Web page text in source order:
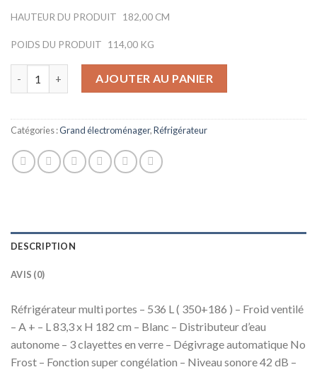
HAUTEUR DU PRODUIT 182,00 CM
POIDS DU PRODUIT 114,00 KG
quantité de Réfrigérateur Multi-portes 536l Froid Ventilé
AJOUTER AU PANIER
Catégories :Grand électroménager,Réfrigérateur
DESCRIPTION
AVIS (0)
Réfrigérateur multi portes – 536 L ( 350+186 ) – Froid ventilé
– A + – L 83,3 x H 182 cm – Blanc – Distributeur d’eau
autonome – 3 clayettes en verre – Dégivrage automatique No
Frost – Fonction super congélation – Niveau sonore 42 dB –